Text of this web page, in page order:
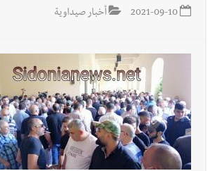
2021-09-10 أخبار صيداوية